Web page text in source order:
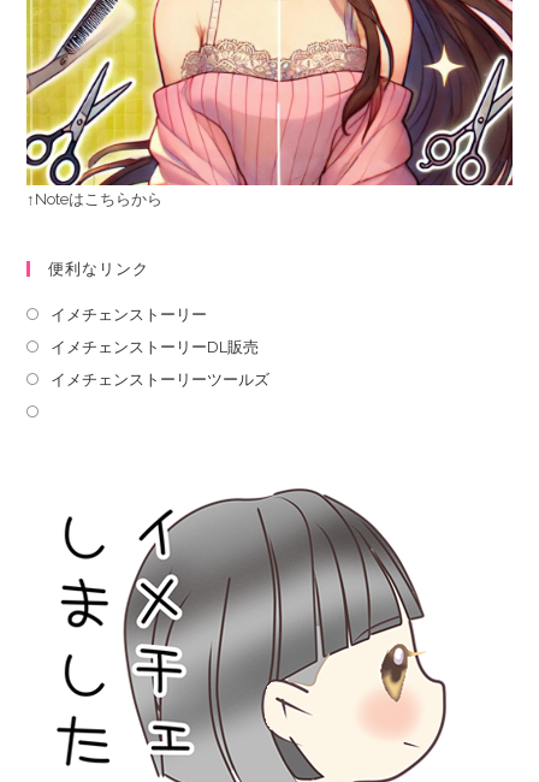
↑Noteはこちらから
便利なリンク
イメチェンストーリー
イメチェンストーリーDL販売
イメチェンストーリーツールズ